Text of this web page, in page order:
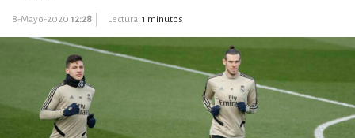
8-Mayo-2020 12:28 Lectura: 1 minutos